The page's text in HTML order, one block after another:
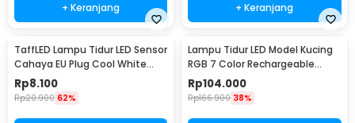
+ Keranjang + Keranjang
TaffLED Lampu Tidur LED Sensor
Cahaya EU Plug Cool White
0.5W 250V - L200
Rp8.100
Rp20.900 62%
Lampu Tidur LED Model Kucing
RGB 7 Color Rechargeable
0.4W 5V 1200mAh - LJC-101
Rp104.000
Rp166.900 38%